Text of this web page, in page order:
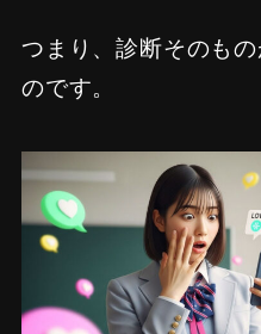
つまり、診断そのも
のです。